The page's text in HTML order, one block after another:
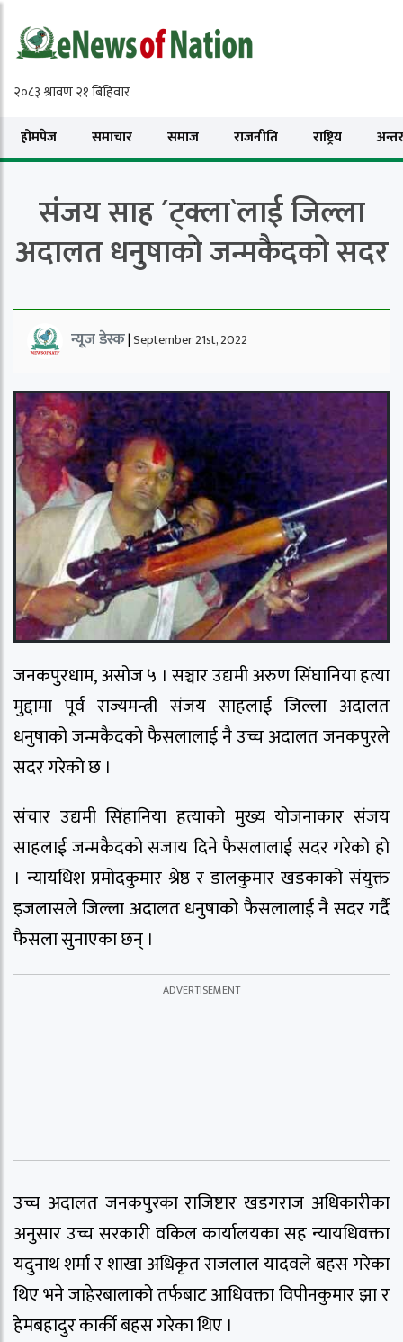
होमपेज समाचार समाज राजनीति राष्ट्रिय
संजय साह ´ट्क्ला`लाई जिल्ला
अदालत धनुषाको जन्मकैदको सदर
न्यूज डेस्क|September 21st, 2022
जनकपुरधाम, असोज ५ । सञ्चार उद्यमी अरुण सिंघानिया हत्या
मुद्दामा पूर्व राज्यमन्त्री संजय साहलाई जिल्ला अदालत
धनुषाको जन्मकैदको फैसलालाई नै उच्च अदालत जनकपुरले
सदर गरेको छ ।
संचार उद्यमी सिंहानिया हत्याको मुख्य योजनाकार संजय
साहलाई जन्मकैदको सजाय दिने फैसलालाई सदर गरेको हो
। न्यायधिश प्रमोदकुमार श्रेष्ठ र डालकुमार खडकाको संयुक्त
इजलासले जिल्ला अदालत धनुषाको फैसलालाई नै सदर गर्दै
फैसला सुनाएका छन् ।
उच्च अदालत जनकपुरका राजिष्टार खडगराज अधिकारीका
अनुसार उच्च सरकारी वकिल कार्यालयका सह न्यायधिवक्ता
यदुनाथ शर्मा र शाखा अधिकृत राजलाल यादवले बहस गरेका
थिए भने जाहेरबालाको तर्फबाट आधिवक्ता विपीनकुमार झा र
हेमबहादुर कार्की बहस गरेका थिए ।